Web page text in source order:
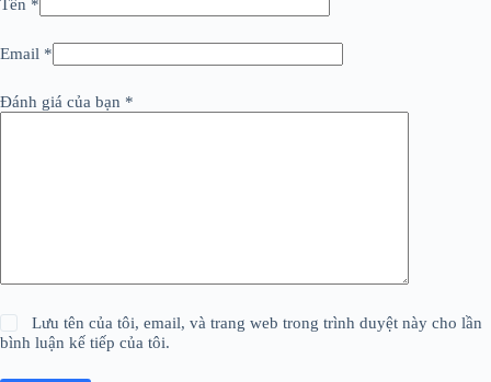
Tên *
Email *
Đánh giá của bạn *
Lưu tên của tôi, email, và trang web trong trình duyệt này cho lần
bình luận kế tiếp của tôi.